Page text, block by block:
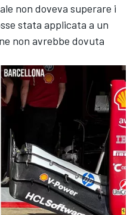
non doveva superare i
stata applicata a un
non avrebbe dovuta